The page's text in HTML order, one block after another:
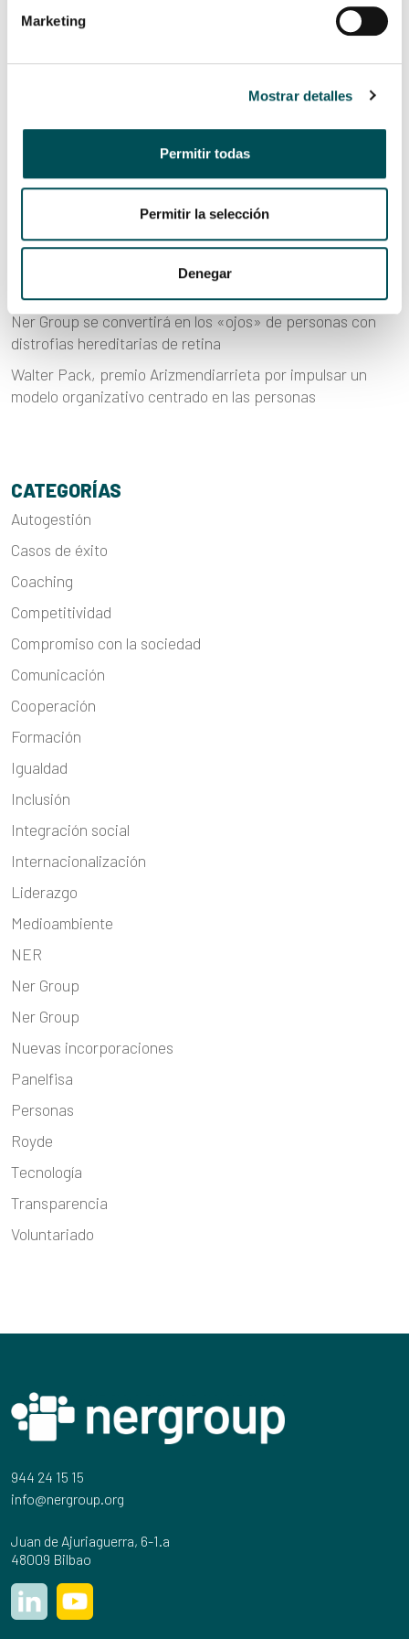
Marketing
Mostrar detalles
Permitir todas
Permitir la selección
Denegar
personas están abiertas a hablar de sus retos”
Una jornada que sustituye el paradigma “ayudar desde
fuera” por el de “construir desde dentro”
“Tenemos un vínculo de relación directa y de confianza
con las organizaciones que nos permite agilizar la
Ner Group se convertirá en los «ojos» de personas con
distrofias hereditarias de retina
Walter Pack, premio Arizmendiarrieta por impulsar un
modelo organizativo centrado en las personas
CATEGORÍAS
Autogestión
Casos de éxito
Coaching
Competitividad
Compromiso con la sociedad
Comunicación
Cooperación
Formación
Igualdad
Inclusión
Integración social
Internacionalización
Liderazgo
Medioambiente
NER
Ner Group
Ner Group
Nuevas incorporaciones
Panelfisa
Personas
Royde
Tecnología
Transparencia
Voluntariado
944 24 15 15
info@nergroup.org
Juan de Ajuriaguerra, 6-1.a
48009 Bilbao